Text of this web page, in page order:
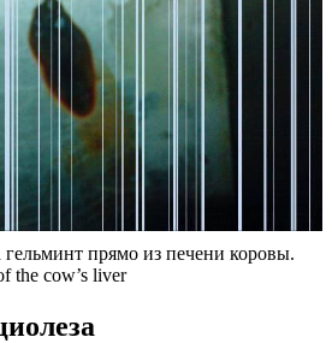
прямо из печени коровы.
the cow’s liver